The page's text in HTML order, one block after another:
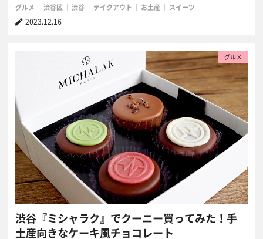
グルメ 渋谷区 渋谷 テイクアウト お土産 スイーツ
2023.12.16
グルメ
渋谷『ミシャラク』でクーニー買ってみた！手
土産向きなケーキ風チョコレート